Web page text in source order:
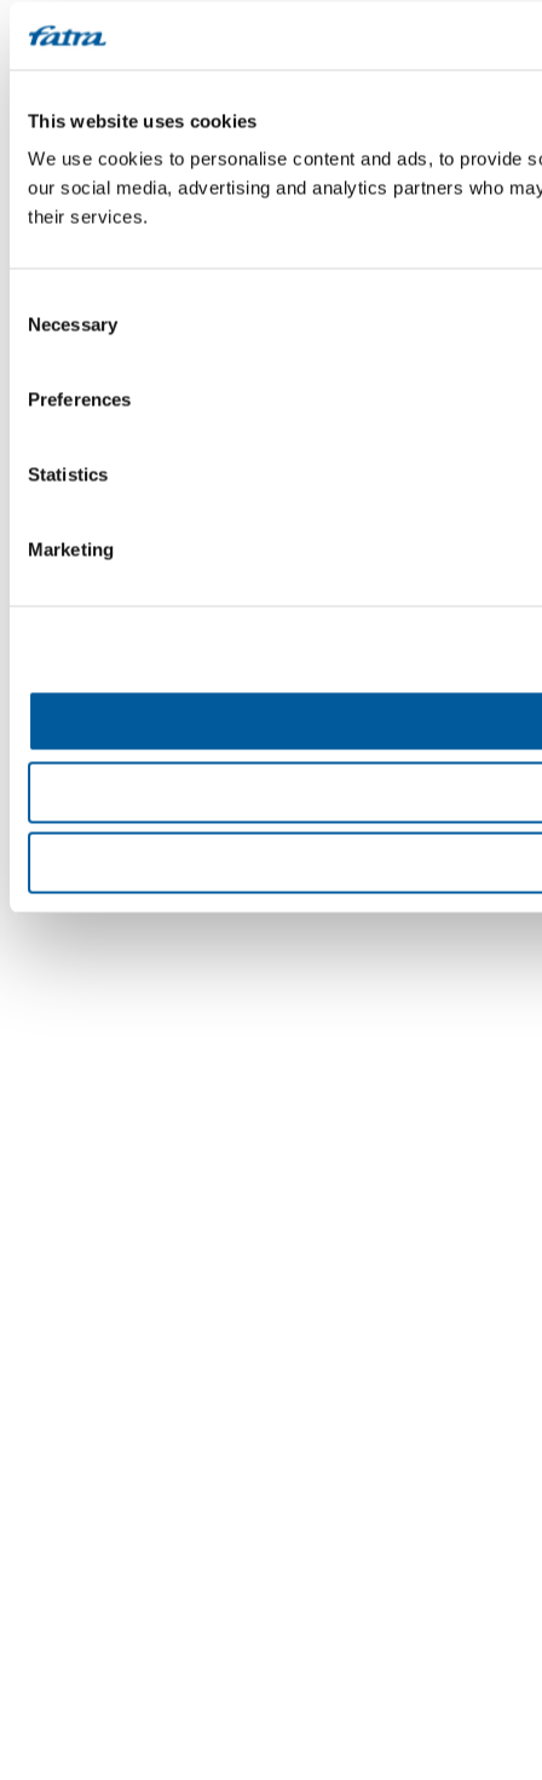
This website uses cookies
We use cookies to personalise content and ads, to provide
our social media, advertising and analytics partners who
their services.
Selection
Necessary
Preferences
Statistics
Marketing